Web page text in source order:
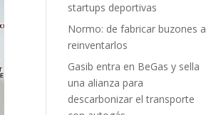
startups deportivas
Normo: de fabricar buzones a
reinventarlos
Gasib entra en BeGas y sella
una alianza para
descarbonizar el transporte